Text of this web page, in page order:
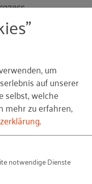
Sie unbedingt
im
Start-ups“.
um
auf unserer
selbst, welche
mehr zu erfahren,
.
notwendige Dienste